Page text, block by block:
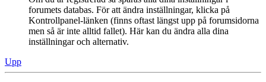
forumets databas. För att ändra inställningar, klicka på
Kontrollpanel-länken (finns oftast längst upp på forumsidorna
men så är inte alltid fallet). Här kan du ändra alla dina
inställningar och alternativ.
Upp